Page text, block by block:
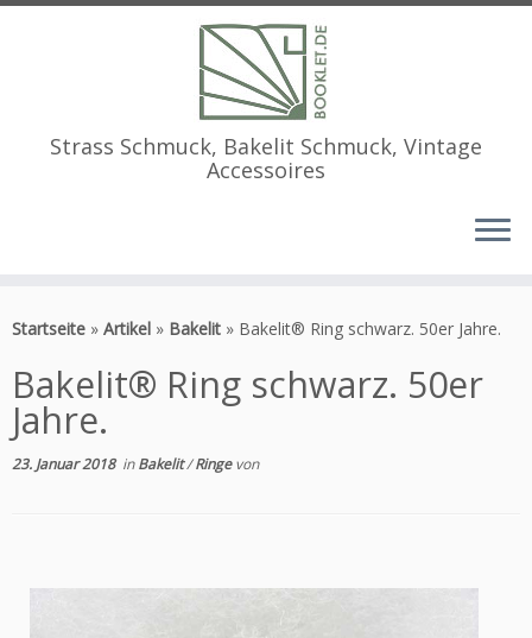
Inhalt
Strass Schmuck, Bakelit Schmuck, Vintage
Accessoires
Startseite » Artikel » Bakelit » Bakelit® Ring schwarz. 50er Jahre.
Bakelit® Ring schwarz. 50er
Jahre.
23. Januar 2018inBakelit/Ringevon